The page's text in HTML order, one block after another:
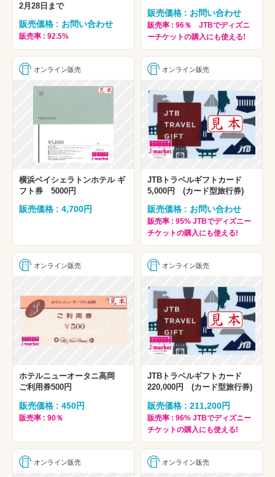
2月28日まで
販売価格 : お問い合わせ
販売率 : 92.5%
販売価格 : お問い合わせ
販売率 : 96％ JTBでディズニ
ーチケットの購入にも使える!
オンライン販売
横浜ベイシェラトンホテル ギ
フト券 5000円
販売価格 : 4,700円
オンライン販売
JTBトラベルギフトカード
5,000円 (カード型旅行券)
販売価格 : お問い合わせ
販売率 : 95% JTBでディズニー
チケットの購入にも使える!
オンライン販売
ホテルニューオータニ高岡
ご利用券500円
販売価格 : 450円
販売率 : 90％
オンライン販売
JTBトラベルギフトカード
220,000円 (カード型旅行券)
販売価格 : 211,200円
販売率 : 96% JTBでディズニー
チケットの購入にも使える!
オンライン販売 オンライン販売